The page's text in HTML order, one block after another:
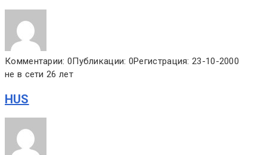
Комментарии: 0 Публикации: 0Регистрация: 23-10-2000
не в сети 26 лет
HUS